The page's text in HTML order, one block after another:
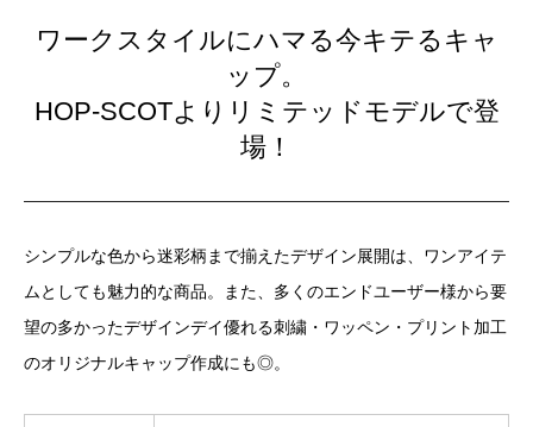
ワークスタイルにハマる今キテるキャ
ップ。
HOP-SCOTよりリミテッドモデルで登
場！
シンプルな色から迷彩柄まで揃えたデザイン展開は、ワンアイテ
ムとしても魅力的な商品。また、多くのエンドユーザー様から要
望の多かったデザインデイ優れる刺繍・ワッペン・プリント加工
のオリジナルキャップ作成にも◎。